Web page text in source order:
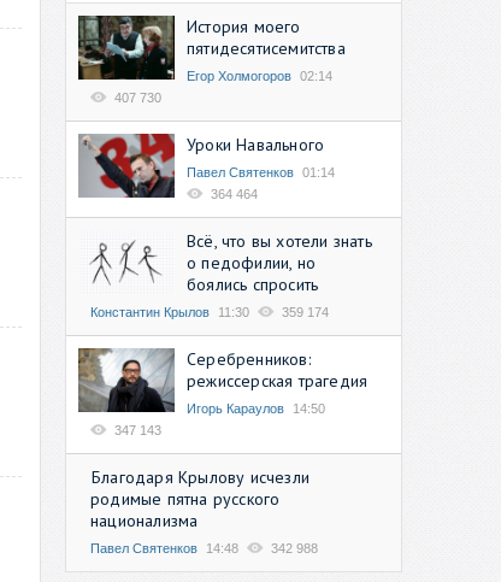
История моего
пятидесятисемитства
Егор Холмогоров 02:14
407 730
Уроки Навального
Павел Святенков 01:14
364 464
Всё, что вы хотели знать
о педофилии, но
боялись спросить
Константин Крылов 11:30 359 174
Серебренников:
режиссерская трагедия
Игорь Караулов
14:50
347 143
Благодаря Крылову исчезли
родимые пятна русского
национализма
Павел Святенков 14:48 342 988